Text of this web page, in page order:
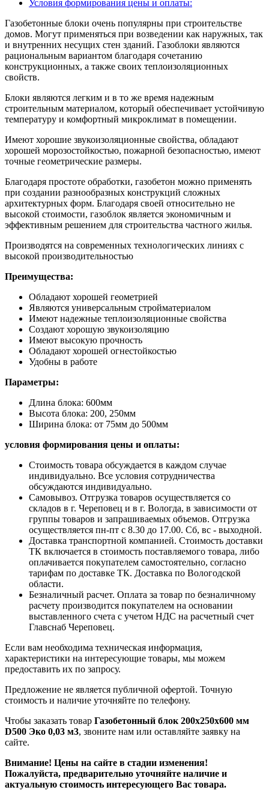
Условия формирования цены и оплаты:
Газобетонные блоки очень популярны при строительстве
домов. Могут применяться при возведении как наружных, так
и внутренних несущих стен зданий. Газоблоки являются
рациональным вариантом благодаря сочетанию
конструкционных, а также своих теплоизоляционных
свойств.
Блоки являются легким и в то же время надежным
строительным материалом, который обеспечивает устойчивую
температуру и комфортный микроклимат в помещении.
Имеют хорошие звукоизоляционные свойства, обладают
хорошей морозостойкостью, пожарной безопасностью, имеют
точные геометрические размеры.
Благодаря простоте обработки, газобетон можно применять
при создании разнообразных конструкций сложных
архитектурных форм. Благодаря своей относительно не
высокой стоимости, газоблок является экономичным и
эффективным решением для строительства частного жилья.
Производятся на современных технологических линиях с
высокой производительностью
Преимущества:
Обладают хорошей геометрией
Являются универсальным стройматериалом
Имеют надежные теплоизоляционные свойства
Создают хорошую звукоизоляцию
Имеют высокую прочность
Обладают хорошей огнестойкостью
Удобны в работе
Параметры:
Длина блока: 600мм
Высота блока: 200, 250мм
Ширина блока: от 75мм до 500мм
условия формирования цены и оплаты:
Стоимость товара обсуждается в каждом случае
индивидуально. Все условия сотрудничества
обсуждаются индивидуально.
Самовывоз. Отгрузка товаров осуществляется со
складов в г. Череповец и в г. Вологда, в зависимости от
группы товаров и запрашиваемых объемов. Отгрузка
осуществляется пн-пт с 8.30 до 17.00. Сб, вс - выходной.
Доставка транспортной компанией. Стоимость доставки
ТК включается в стоимость поставляемого товара, либо
оплачивается покупателем самостоятельно, согласно
тарифам по доставке ТК. Доставка по Вологодской
области.
Безналичный расчет. Оплата за товар по безналичному
расчету производится покупателем на основании
выставленного счета с учетом НДС на расчетный счет
Главснаб Череповец.
Если вам необходима техническая информация,
характеристики на интересующие товары, мы можем
предоставить их по запросу.
Предложение не является публичной офертой. Точную
стоимость и наличие уточняйте по телефону.
Чтобы заказать товар Газобетонный блок 200х250х600 мм
D500 Эко 0,03 м3, звоните нам или оставляйте заявку на
сайте.
Внимание! Цены на сайте в стадии изменения!
Пожалуйста, предварительно уточняйте наличие и
актуальную стоимость интересующего Вас товара.